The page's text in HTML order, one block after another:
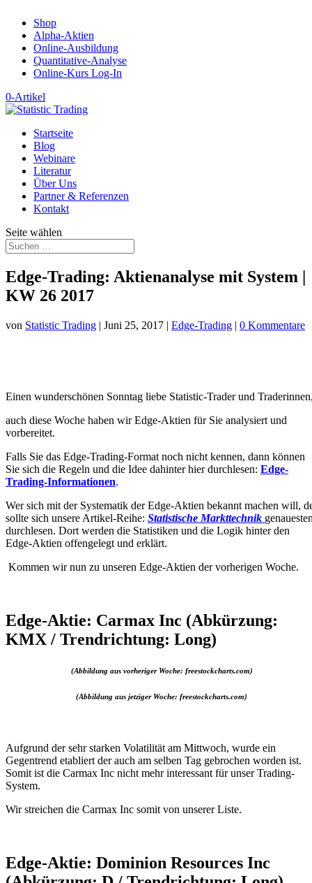
Shop
Alpha-Aktien
Online-Ausbildung
Quantitative-Analyse
Online-Kurs Log-In
0-Artikel
Startseite
Blog
Webinare
Literatur
Über Uns
Partner & Referenzen
Kontakt
Seite wählen
Edge-Trading: Aktienanalyse mit System |
KW 26 2017
von Statistic Trading | Juni 25, 2017 | Edge-Trading | 0 Kommentare
Einen wunderschönen Sonntag liebe Statistic-Trader und
auch diese Woche haben wir Edge-Aktien für Sie analysiert und
vorbereitet.
Falls Sie das Edge-Trading-Format noch nicht kennen, dann können
Sie sich die Regeln und die Idee dahinter hier durchlesen: Edge-
Trading-Informationen.
Wer sich mit der Systematik der Edge-Aktien bekannt machen will,
sollte sich unsere Artikel-Reihe: Statistische Markttechnik
durchlesen. Dort werden die Statistiken und die Logik hinter den
Edge-Aktien offengelegt und erklärt.
Kommen wir nun zu unseren Edge-Aktien der vorherigen Woche.
Edge-Aktie: Carmax Inc (Abkürzung:
KMX / Trendrichtung: Long)
(Abbildung aus vorheriger Woche: freestockcharts.com)
(Abbildung aus jetziger Woche: freestockcharts.com)
Aufgrund der sehr starken Volatilität am Mittwoch, wurde ein
Gegentrend etabliert der auch am selben Tag gebrochen worden ist.
Somit ist die Carmax Inc nicht mehr interessant für unser Trading-
System.
Wir streichen die Carmax Inc somit von unserer Liste.
Edge-Aktie: Dominion Resources Inc